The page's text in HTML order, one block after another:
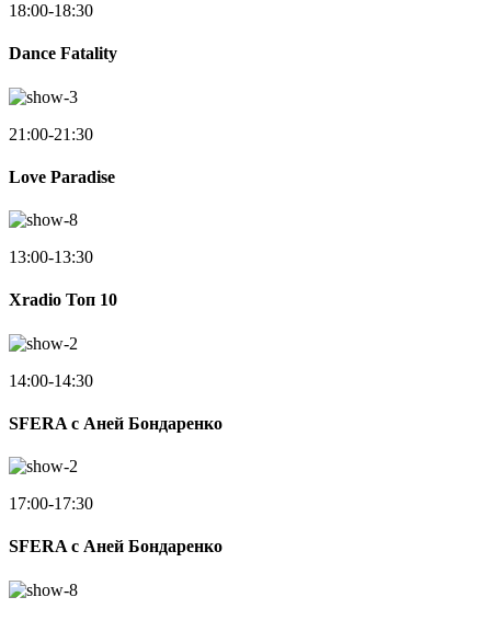
18:00-18:30
Dance Fatality
21:00-21:30
Love Paradise
13:00-13:30
Xradio Топ 10
14:00-14:30
SFERA с Аней Бондаренко
17:00-17:30
SFERA с Аней Бондаренко